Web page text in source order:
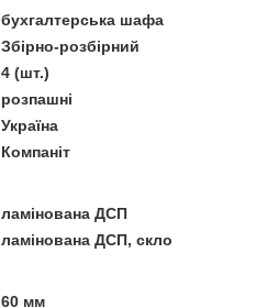
бухгалтерська шафа
Збірно-розбірний
4 (шт.)
розпашні
Україна
Компаніт
ламінована ДСП
ламінована ДСП, скло
60 мм